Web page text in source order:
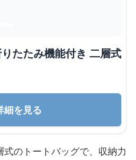
たたみ機能付き 二層式
細を見る
のトートバッグで、収納力